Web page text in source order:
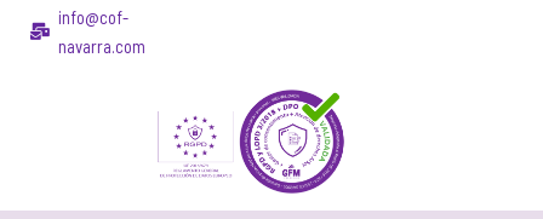
info@cof-
navarra.com